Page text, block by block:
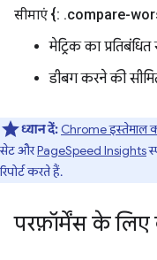
सीमाएं {: .compare-
मेट्रिक का
डीबग करने की
ध्यान दें: Chrome इस्तेमाल
सेट औरPageSpeed Insights
रिपोर्ट करते हैं.
परफ़ॉर्मेंस के